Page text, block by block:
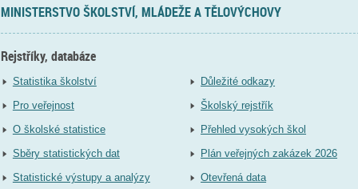
MINISTERSTVO ŠKOLSTVÍ, MLÁDEŽE A TĚLOVÝCHOVY
Rejstříky, databáze
Statistika školství
Pro veřejnost
O školské statistice
Sběry statistických dat
Statistické výstupy a analýzy
Důležité odkazy
Školský rejstřík
Přehled vysokých škol
Plán veřejných zakázek 2026
Otevřená data